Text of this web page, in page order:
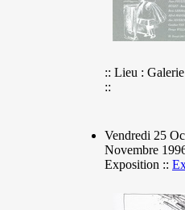
:: Lieu :
::
Vendredi 25
Novembre
Exposition ::